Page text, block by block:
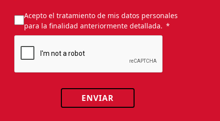
Acepto el tratamiento de mis datos personales
para la finalidad anteriormente detallada.
ENVIAR